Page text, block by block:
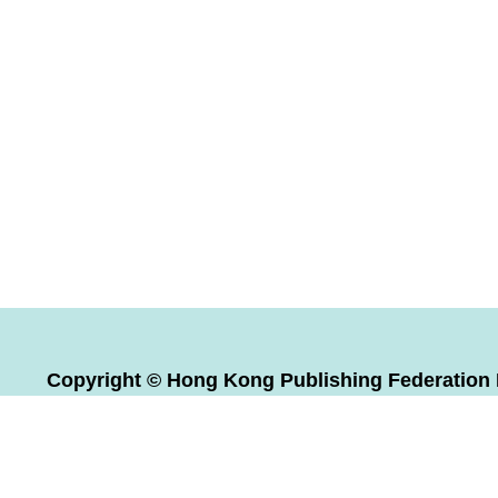
Copyright © Hong Kong Publishing Federation